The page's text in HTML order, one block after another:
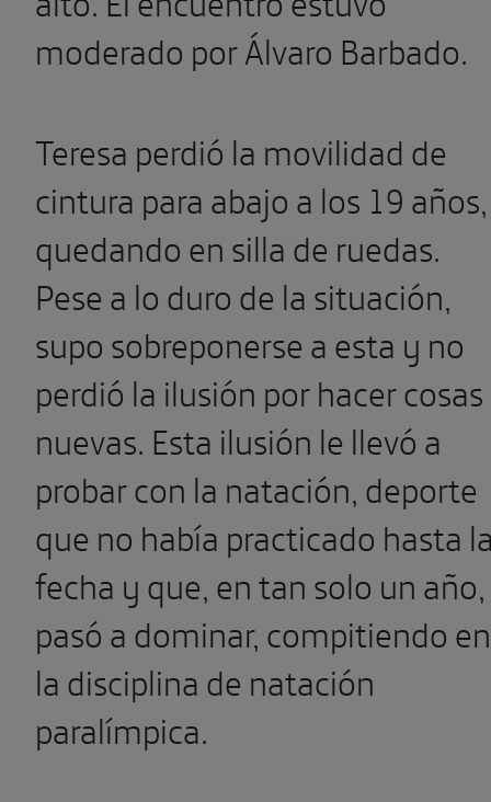
moderado por Álvaro Barbado.
Teresa perdió la movilidad de
cintura para abajo a los 19 años,
quedando en silla de ruedas.
Pese a lo duro de la situación,
supo sobreponerse a esta y no
perdió la ilusión por hacer cosas
nuevas. Esta ilusión le llevó a
probar con la natación, deporte
que no había practicado hasta
fecha y que, en tan solo un año,
pasó a dominar, compitiendo en
la disciplina de natación
paralímpica.